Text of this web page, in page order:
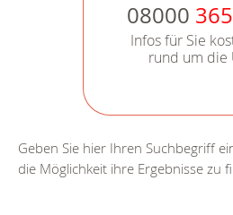
08000 365
Infos für Sie
rund um die
Geben Sie hier Ihren Suchbegriff
die Möglichkeit ihre Ergebnisse zu